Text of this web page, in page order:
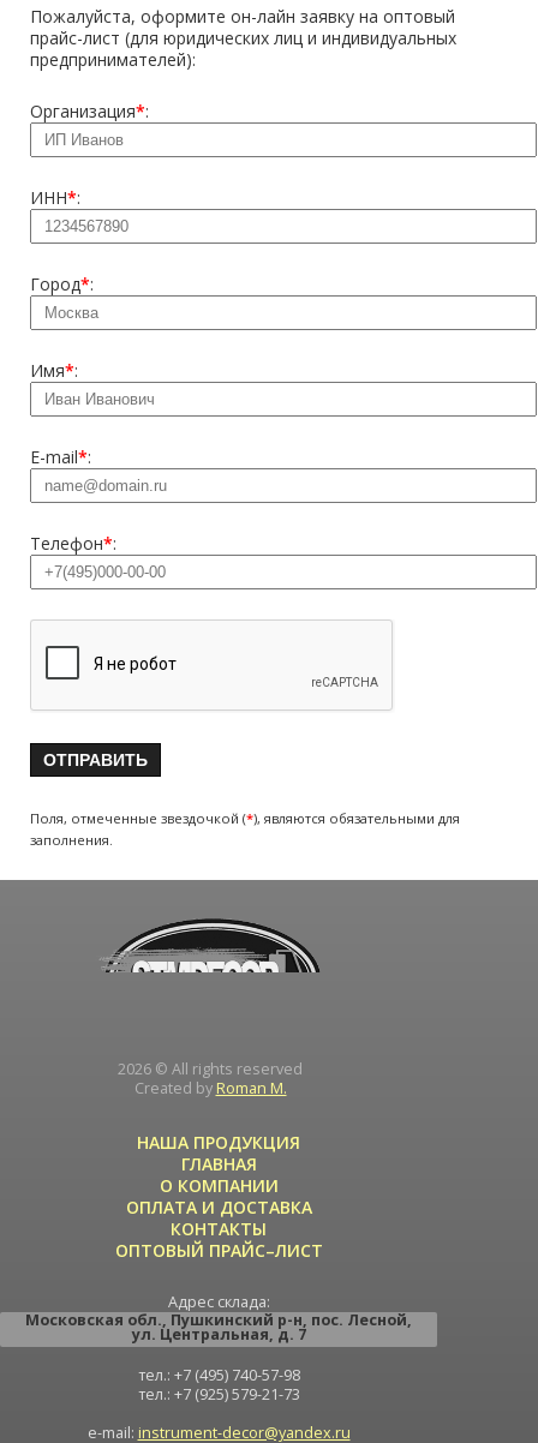
2026 © All rights reserved
Created by Roman M.
НАША ПРОДУКЦИЯ
ГЛАВНАЯ
О КОМПАНИИ
ОПЛАТА И ДОСТАВКА
КОНТАКТЫ
ОПТОВЫЙ ПРАЙС–ЛИСТ
Адрес склада:
Московская обл., Пушкинский р-н, пос. Лесной,
ул. Центральная, д. 7
тел.: +7 (495) 740-57-98
тел.: +7 (925) 579-21-73
e-mail: instrument-decor@yandex.ru
Пожалуйста, оформите он-лайн заявку на оптовый
прайс-лист (для юридических лиц и индивидуальных
предпринимателей):
Организация*:
ИНН*:
Город*:
Имя*:
E-mail*:
Телефон*:
Поля, отмеченные звездочкой (*), являются обязательными для
заполнения.